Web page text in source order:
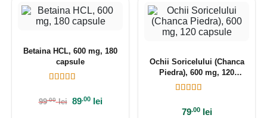
Betaina HCL, 600 mg, 180
capsule
99.00 lei 89.00 lei
Ochii Soricelului (Chanca
Piedra), 600 mg, 120
capsule
79.00 lei